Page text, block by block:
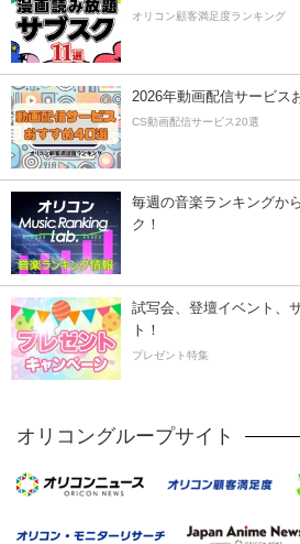
オリコン顧客満足度ランキング
2026年動画配信サービス
CS動画配信サービス20選
毎週の音楽ランキングか
ク！
試写会、登壇イベント、
ト！
プレゼント特集
オリコングループサイト